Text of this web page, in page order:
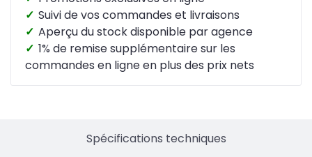
✓ Suivi de vos commandes et livraisons
✓ Aperçu du stock disponible par agence
✓ 1% de remise supplémentaire sur les
commandes en ligne en plus des prix nets
Spécifications techniques